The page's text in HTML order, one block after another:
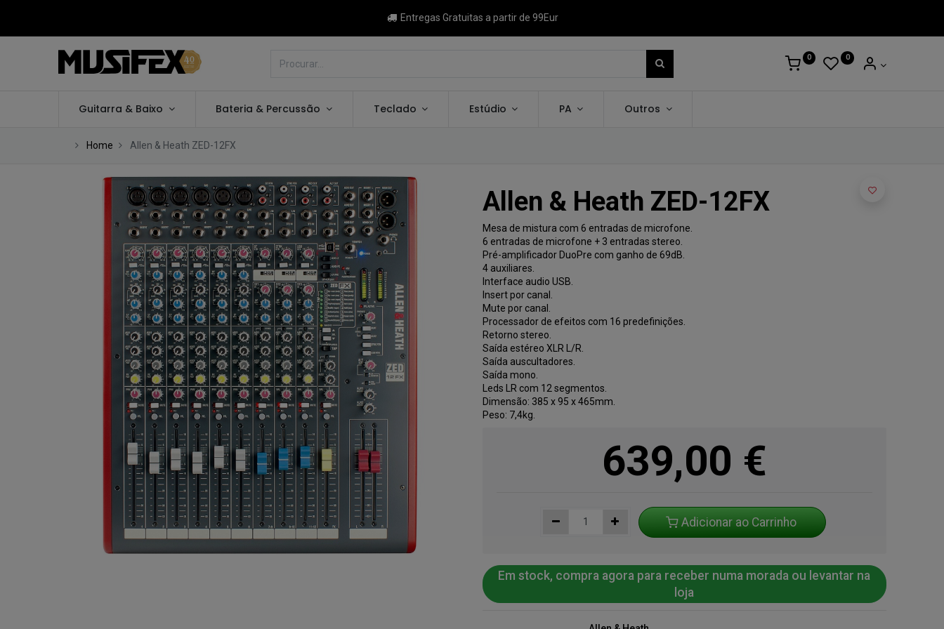
Entregas Gratuitas a partir de 99Eur
0 0
Guitarra & Baixo Bateria & Percussão Teclado Estúdio PA Outros
Home Allen & Heath ZED-12FX
Allen & Heath ZED-12FX
Mesa de mistura com 6 entradas de microfone.
6 entradas de microfone + 3 entradas stereo.
Pré-amplificador DuoPre com ganho de 69dB.
4 auxiliares.
Interface audio USB.
Insert por canal.
Mute por canal.
Processador de efeitos com 16 predefinições.
Retorno stereo.
Saída estéreo XLR L/R.
Saída auscultadores.
Saída mono.
Leds LR com 12 segmentos.
Dimensão: 385 x 95 x 465mm.
Peso: 7,4kg.
639,00 €
Adicionar ao Carrinho
Em stock, compra agora para receber numa morada ou levantar na
loja